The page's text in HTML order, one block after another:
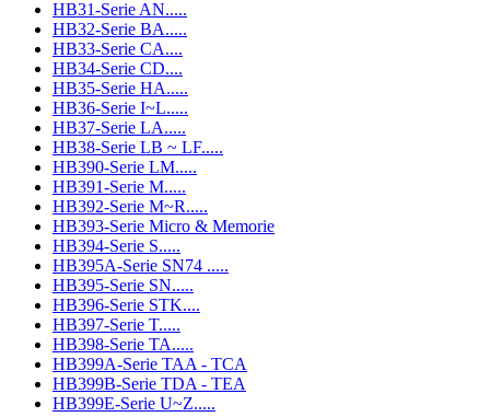
HB31-Serie AN.....
HB32-Serie BA.....
HB33-Serie CA....
HB34-Serie CD....
HB35-Serie HA.....
HB36-Serie I~L.....
HB37-Serie LA.....
HB38-Serie LB ~ LF.....
HB390-Serie LM.....
HB391-Serie M.....
HB392-Serie M~R.....
HB393-Serie Micro & Memorie
HB394-Serie S.....
HB395A-Serie SN74 .....
HB395-Serie SN.....
HB396-Serie STK....
HB397-Serie T.....
HB398-Serie TA.....
HB399A-Serie TAA - TCA
HB399B-Serie TDA - TEA
HB399E-Serie U~Z.....